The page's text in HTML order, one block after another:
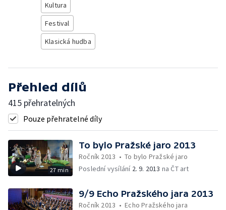
Kultura
Festival
Klasická hudba
Přehled dílů
415 přehratelných
Pouze přehratelné díly
27 min
To bylo Pražské jaro 2013
Ročník 2013 •To bylo Pražské jaro
Poslední vysílání 2. 9. 2013 na ČT art
9/9 Echo Pražského jara 2013
Ročník 2013 •Echo Pražského jara